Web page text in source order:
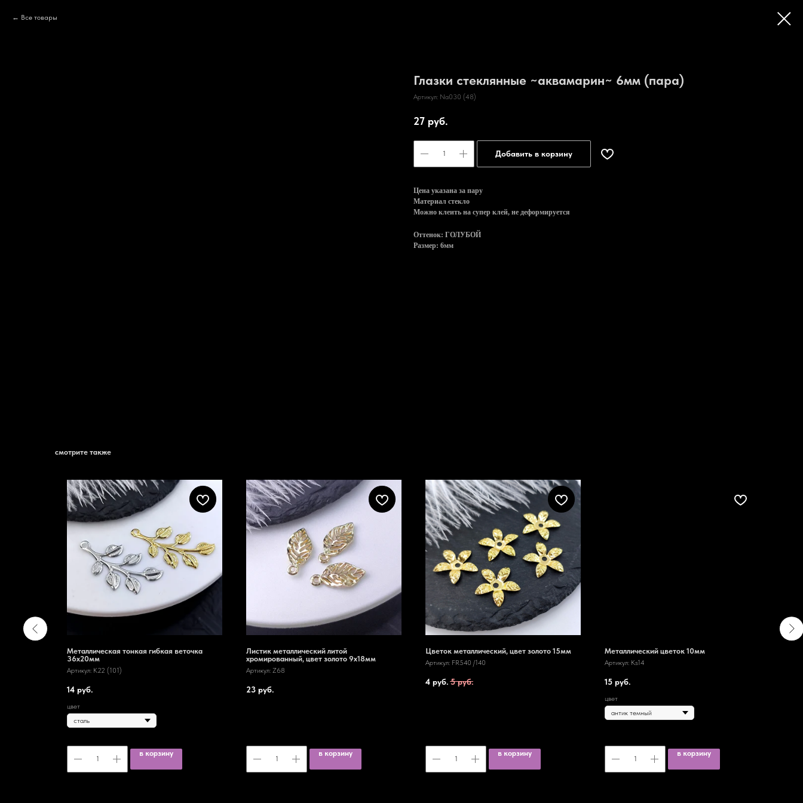
Все товары
Глазки стеклянные ~аквамарин~ 6мм (пара)
Артикул: Na030 (48)
27 руб.
Добавить в корзину
Цена указана за пару
Материал стекло
Можно клеить на супер клей, не деформируется
Оттенок: ГОЛУБОЙ
Размер: 6мм
смотрите также
Металлическая тонкая гибкая веточка
36х20мм
Артикул: K22 (101)
14 руб.
цвет
в корзину
Листик металлический литой
хромированный, цвет золото 9х18мм
Артикул: Z68
23 руб.
в корзину
Цветок металлический, цвет золото 15мм
Артикул: FR540 /140
4 руб. 5 руб.
в корзину
Металлический цветок 10мм
Артикул: Ks14
15 руб.
цвет
в корзину